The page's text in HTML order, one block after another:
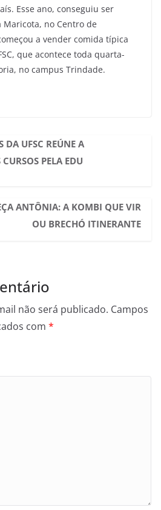
Esse ano, conseguiu ser
no Centro de
a vender comida típica
que acontece toda quarta-
no campus Trindade.
DA UFSC REÚNE A
PELA EDU
ANTÔNIA: A KOMBI QUE VIR
OU BRECHÓ ITINERANTE
não será publicado. Campos
com *